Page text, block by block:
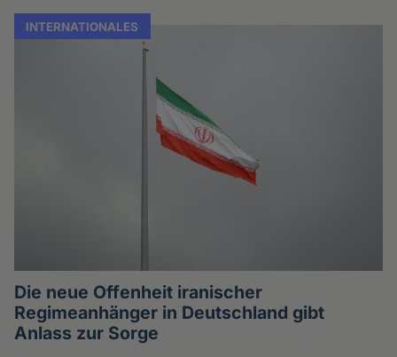
INTERNATIONALES
Die neue Offenheit iranischer
Regimeanhänger in Deutschland gibt
Anlass zur Sorge